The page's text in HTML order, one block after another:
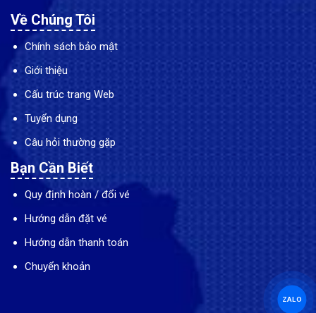
Về Chúng Tôi
Chính sách bảo mật
Giới thiệu
Cấu trúc trang Web
Tuyển dụng
Câu hỏi thường gặp
Bạn Cần Biết
Quy định hoàn / đổi vé
Hướng dẫn đặt vé
Hướng dẫn thanh toán
Chuyển khoản
ZALO